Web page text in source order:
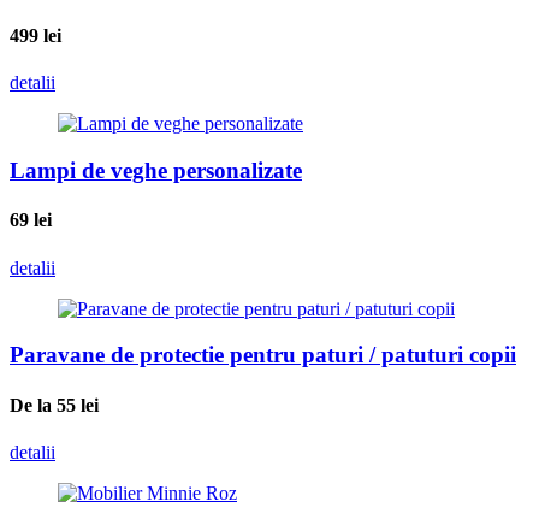
499 lei
detalii
Lampi de veghe personalizate
69 lei
detalii
Paravane de protectie pentru paturi / patuturi copii
De la 55 lei
detalii